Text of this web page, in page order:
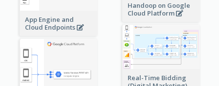
App Engine and
Cloud Endpoints
Handoop on Google
Cloud Platform
Real-Time Bidding